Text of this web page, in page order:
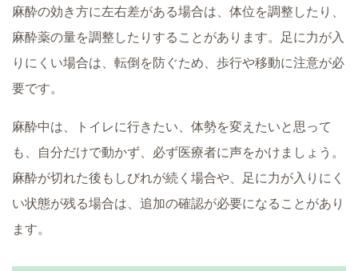
麻酔の効き方に左右差がある場合は、体位を調整したり、
麻酔薬の量を調整したりすることがあります。足に力が入
りにくい場合は、転倒を防ぐため、歩行や移動に注意が必
要です。
麻酔中は、トイレに行きたい、体勢を変えたいと思って
も、自分だけで動かず、必ず医療者に声をかけましょう。
麻酔が切れた後もしびれが続く場合や、足に力が入りにく
い状態が残る場合は、追加の確認が必要になることがあり
ます。